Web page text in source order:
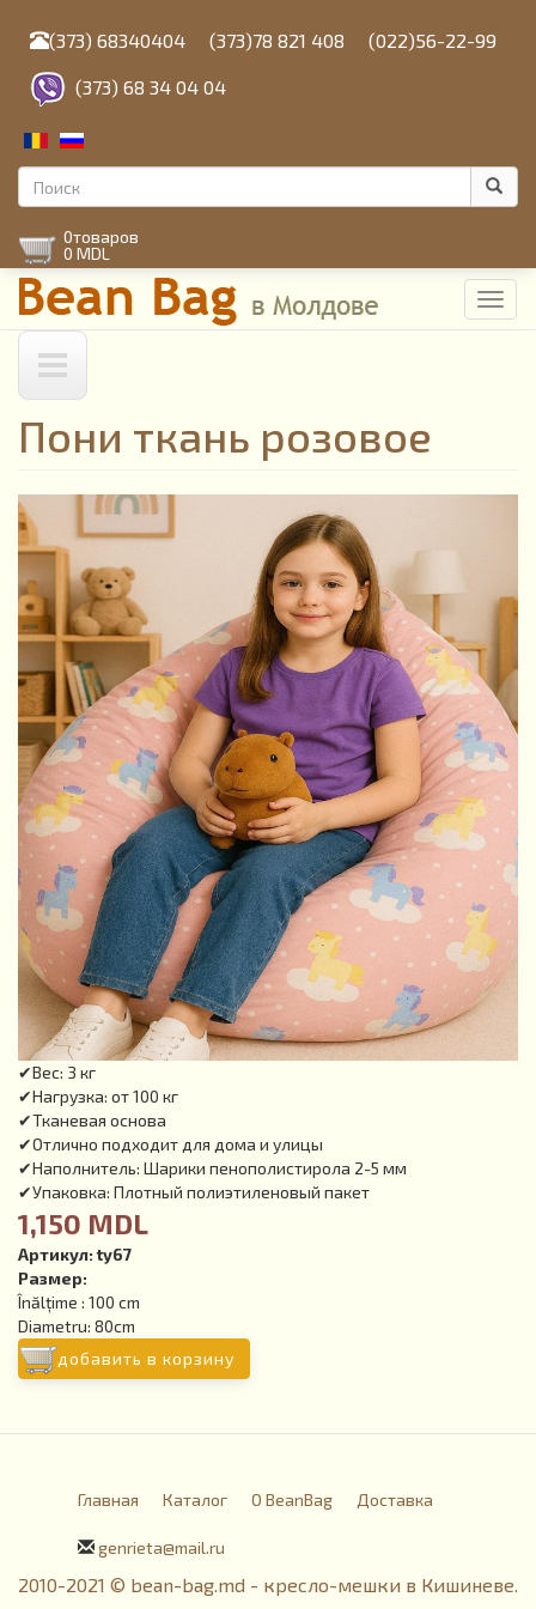
содержанию
(373) 68340404 (373)78 821 408 (022)56-22-99
(373) 68 34 04 04
Форма
поиска
0товаров
0 MDL
Пони ткань розовое
✔Вес: 3 кг
✔Нагрузка: от 100 кг
✔Тканевая основа
✔Отлично подходит для дома и улицы
✔Наполнитель: Шарики пенополистирола 2-5 мм
✔Упаковка: Плотный полиэтиленовый пакет
1,150 MDL
Артикул: ty67
Размер:
Înălțime : 100 cm
Diametru: 80cm
добавить в корзину
Главная Каталог О BeanBag Доставка
genrieta@mail.ru
2010-2021 © bean-bag.md - кресло-мешки в Кишиневе.